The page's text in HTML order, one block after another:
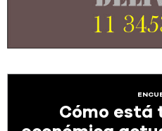
Cómo está